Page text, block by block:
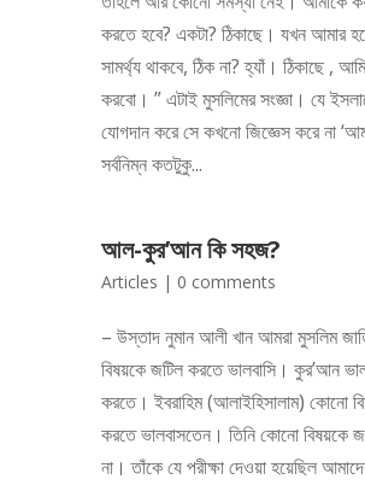
করতে হবে? একটা? ঠিকাছে। যখন আমার
সামর্থ্য থাকবে, ঠিক না? হ্যাঁ। ঠিকাছে ,
করবো। ” এটাই মুসলিমের সংজ্ঞা। যে
যোগদান করে সে কখনো জিজ্ঞেস করে না
সর্বনিম্ন কতটুকু...
আল-কুর’আন কি সহজ?
Articles | 0 comments
– উস্তাদ নুমান আলী খান আমরা মুসলিম
বিষয়কে জটিল করতে ভালবাসি। কুর’আন
করতে। ইবরাহিম (আলাইহিসালাম) কোনো
করতে ভালবাসতেন। তিনি কোনো বিষয়কে
না। তাঁকে যে পরীক্ষা দেওয়া হয়েছিল